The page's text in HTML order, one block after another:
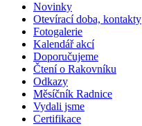
Novinky
Otevírací doba, kontakty
Fotogalerie
Kalendář akcí
Doporučujeme
Čtení o Rakovníku
Odkazy
Měsíčník Radnice
Vydali jsme
Certifikace